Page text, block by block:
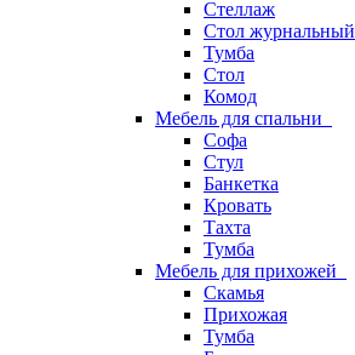
Стеллаж
Стол журнальный
Тумба
Стол
Комод
Мебель для спальни
Софа
Стул
Банкетка
Кровать
Тахта
Тумба
Мебель для прихожей
Скамья
Прихожая
Тумба